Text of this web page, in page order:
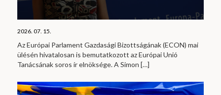
2026. 07. 15.
Az Európai Parlament Gazdasági Bizottságának (ECON) mai
ülésén hivatalosan is bemutatkozott az Európai Unió
Tanácsának soros ír elnöksége. A Simon […]